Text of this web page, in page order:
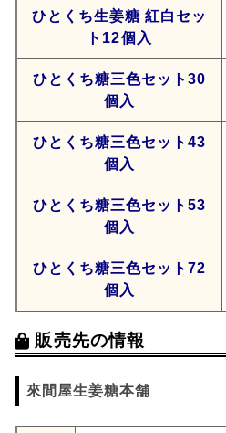
ひとくち生姜糖 紅白セッ
ト12個入
ひとくち糖三色セット30
個入
ひとくち糖三色セット43
個入
ひとくち糖三色セット53
個入
ひとくち糖三色セット72
個入
販売先の情報
來間屋生姜糖本舗